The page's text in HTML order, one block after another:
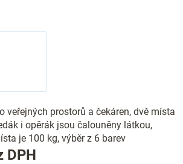
veřejných prostorů a čekáren, dvě místa
i opěrák jsou čalouněny látkou,
je 100 kg, výběr z 6 barev
DPH